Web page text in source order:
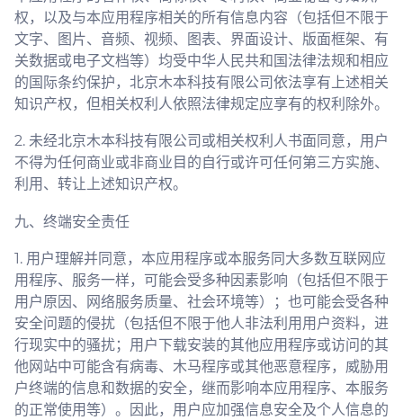
权，以及与本应用程序相关的所有信息内容（包括但不限于
文字、图片、音频、视频、图表、界面设计、版面框架、有
关数据或电子文档等）均受中华人民共和国法律法规和相应
的国际条约保护，北京木本科技有限公司依法享有上述相关
知识产权，但相关权利人依照法律规定应享有的权利除外。
2. 未经北京木本科技有限公司或相关权利人书面同意，用户
不得为任何商业或非商业目的自行或许可任何第三方实施、
利用、转让上述知识产权。
九、终端安全责任
1. 用户理解并同意，本应用程序或本服务同大多数互联网应
用程序、服务一样，可能会受多种因素影响（包括但不限于
用户原因、网络服务质量、社会环境等）；也可能会受各种
安全问题的侵扰（包括但不限于他人非法利用用户资料，进
行现实中的骚扰；用户下载安装的其他应用程序或访问的其
他网站中可能含有病毒、木马程序或其他恶意程序，威胁用
户终端的信息和数据的安全，继而影响本应用程序、本服务
的正常使用等）。因此，用户应加强信息安全及个人信息的